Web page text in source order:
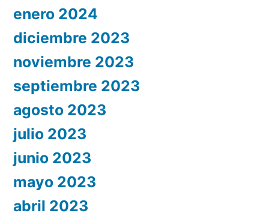
enero 2024
diciembre 2023
noviembre 2023
septiembre 2023
agosto 2023
julio 2023
junio 2023
mayo 2023
abril 2023